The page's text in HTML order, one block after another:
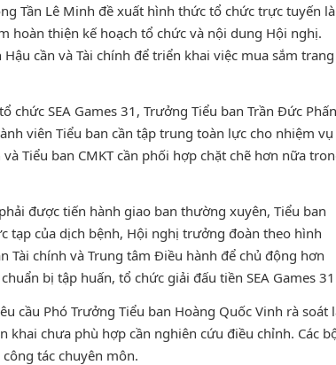
Tần Lê Minh đề xuất hình thức tổ chức trực tuyến là
hoàn thiện kế hoạch tổ chức và nội dung Hội nghị.
cần và Tài chính để triển khai việc mua sắm trang
chức SEA Games 31, Trưởng Tiểu ban Trần Đức Phấn
viên Tiểu ban cần tập trung toàn lực cho nhiệm vụ
Tiểu ban CMKT cần phối hợp chặt chẽ hơn nữa
được tiến hành giao ban thường xuyên, Tiểu ban
tạp của dịch bệnh, Hội nghị trưởng đoàn theo hình
Tài chính và Trung tâm Điều hành để chủ động hơn
bị tập huấn, tổ chức giải đấu tiền SEA Games
cầu Phó Trưởng Tiểu ban Hoàng Quốc Vinh rà soát
chưa phù hợp cần nghiên cứu điều chỉnh. Các
tác chuyên môn.